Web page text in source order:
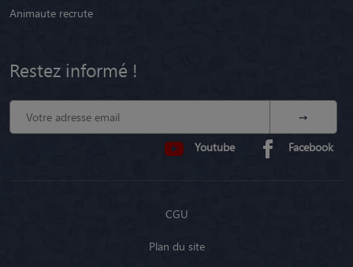
Animaute recrute
Restez informé !
Youtube Facebook
CGU
Plan du site